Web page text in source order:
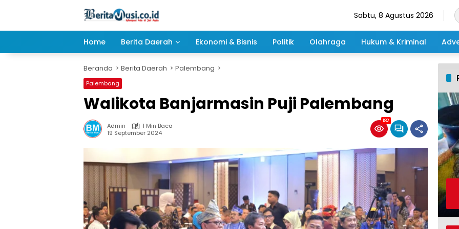
Sabtu, 8 Agustus 2026
Home Berita Daerah Ekonomi & Bisnis Politik Olahraga Hukum & Kriminal
Beranda Berita Daerah Palembang
Palembang
Walikota Banjarmasin Puji Palembang
Admin
1 Min Baca
19 September 2024
182